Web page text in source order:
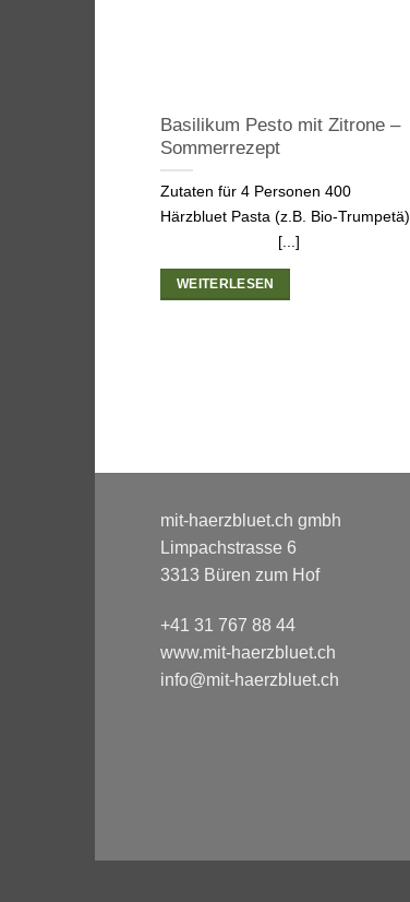
Basilikum Pesto mit Zitrone –
Sommerrezept
Zutaten für 4 Personen 400
Härzbluet Pasta (z.B. Bio-Trumpetä)
[...]
WEITERLESEN
mit-haerzbluet.ch gmbh
Limpachstrasse 6
3313 Büren zum Hof
+41 31 767 88 44
www.mit-haerzbluet.ch
info@mit-haerzbluet.ch